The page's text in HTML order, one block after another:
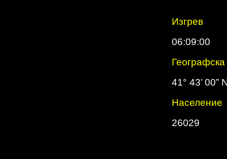
Изгрев
06:09:00
41° 43’ 00”
Население
26029